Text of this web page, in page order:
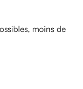
moins de